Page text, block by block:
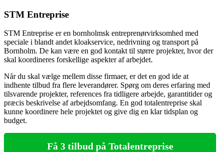
STM Entreprise
STM Entreprise er en bornholmsk entreprenørvirksomhed med
speciale i blandt andet kloakservice, nedrivning og transport på
Bornholm. De kan være en god kontakt til større projekter, hvor der
skal koordineres forskellige aspekter af arbejdet.
Når du skal vælge mellem disse firmaer, er det en god ide at
indhente tilbud fra flere leverandører. Spørg om deres erfaring med
tilsvarende projekter, references fra tidligere arbejde, garantitider og
præcis beskrivelse af arbejdsomfang. En god totalentreprise skal
kunne koordinere hele projektet og give dig en klar tidsplan og
budget.
Få 3 tilbud på Totalentreprise